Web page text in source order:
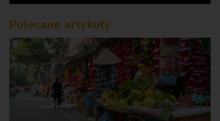
Polecane artykuły